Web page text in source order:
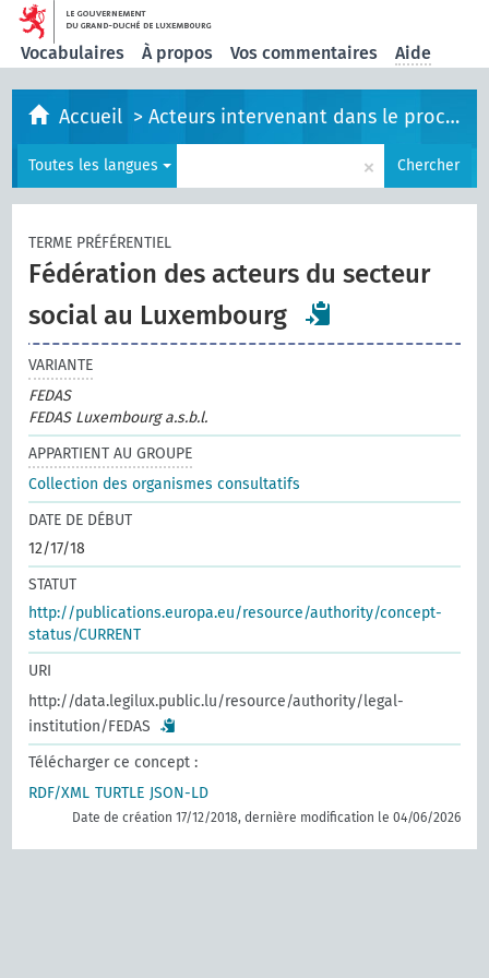
Vocabulaires À propos Vos commentaires Aide
Accueil >Acteurs intervenant dans le processus législatif
Toutes les langues × Chercher
TERME PRÉFÉRENTIEL
Fédération des acteurs du secteur
social au Luxembourg
VARIANTE
FEDAS
FEDAS Luxembourg a.s.b.l.
APPARTIENT AU GROUPE
Collection des organismes consultatifs
DATE DE DÉBUT
12/17/18
STATUT
http://publications.europa.eu/resource/authority/concept-
status/CURRENT
URI
http://data.legilux.public.lu/resource/authority/legal-
institution/FEDAS
Télécharger ce concept :
RDF/XML TURTLE JSON-LD
Date de création 17/12/2018, dernière modification le 04/06/2026